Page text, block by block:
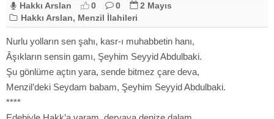
Hakkı Arslan 0 0
2 Mayıs
Hakkı Arslan, Menzil İlahileri
Nurlu yolların sen şahı, kasr-ı muhabbetin hanı,
Âşıkların sensin gamı, Şeyhim Seyyid Abdulbaki.
Şu gönlüme açtın yara, sende bitmez çare deva,
Menzil’deki Seydam babam, Şeyhim Seyyid Abdulbaki.
****